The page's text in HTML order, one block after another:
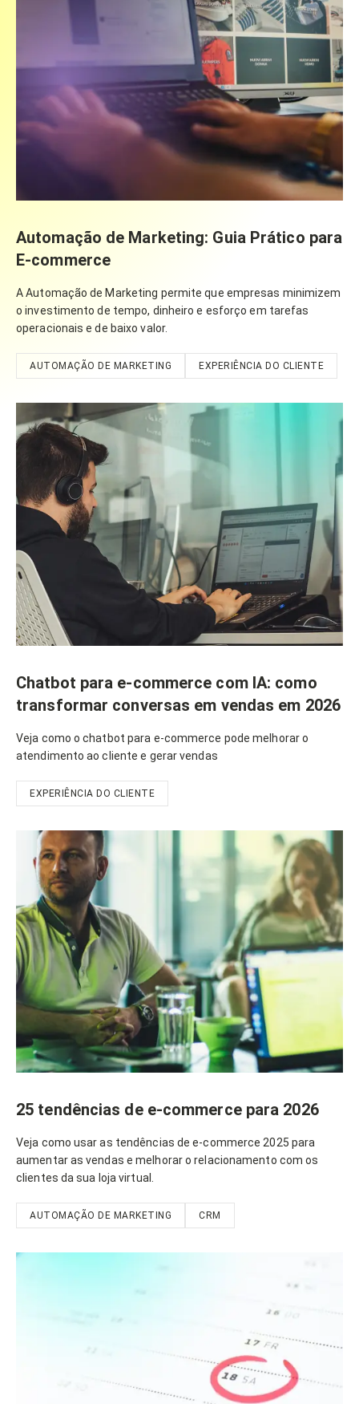
Automação de Marketing: Guia Prático para
E-commerce
A Automação de Marketing permite que empresas minimizem
o investimento de tempo, dinheiro e esforço em tarefas
operacionais e de baixo valor.
AUTOMAÇÃO DE MARKETING EXPERIÊNCIA DO CLIENTE
Chatbot para e-commerce com IA: como
transformar conversas em vendas em 2026
Veja como o chatbot para e-commerce pode melhorar o
atendimento ao cliente e gerar vendas
EXPERIÊNCIA DO CLIENTE
25 tendências de e-commerce para 2026
Veja como usar as tendências de e-commerce 2025 para
aumentar as vendas e melhorar o relacionamento com os
clientes da sua loja virtual.
AUTOMAÇÃO DE MARKETING CRM